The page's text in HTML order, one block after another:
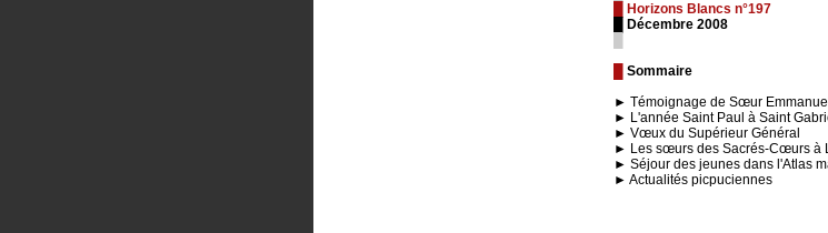
█ Horizons Blancs n°197
█ Décembre 2008
Sommaire
► Témoignage de Sœur
► L'année Saint Paul à Saint
► Vœux du Supérieur Général
► Les sœurs des Sacrés-Cœurs à
► Séjour des jeunes dans l'Atlas
► Actualités picpuciennes